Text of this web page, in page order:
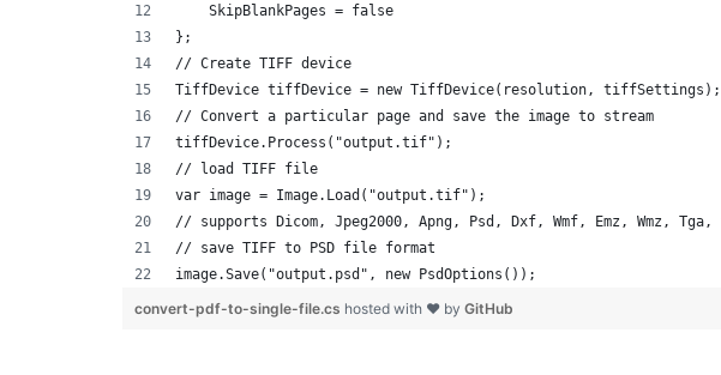
    SkipBlankPages = false
};
// Create TIFF device
TiffDevice tiffDevice = new TiffDevice(resolution, tiffSettings);
// Convert a particular page and save the image to stream
tiffDevice.Process("output.tif");
// load TIFF file
var image = Image.Load("output.tif");
// supports Dicom, Jpeg2000, Apng, Psd, Dxf, Wmf, Emz, Wmz,
// save TIFF to PSD file format
image.Save("output.psd", new PsdOptions());
convert-pdf-to-single-file.cs hosted with ❤ by GitHub